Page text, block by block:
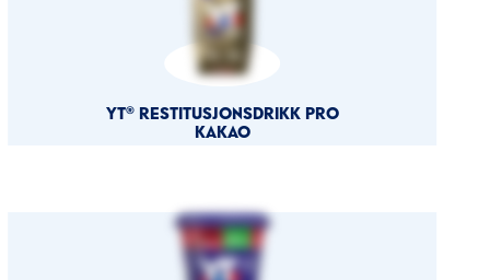
YT® RESTITUSJONSDRIKK PRO
KAKAO